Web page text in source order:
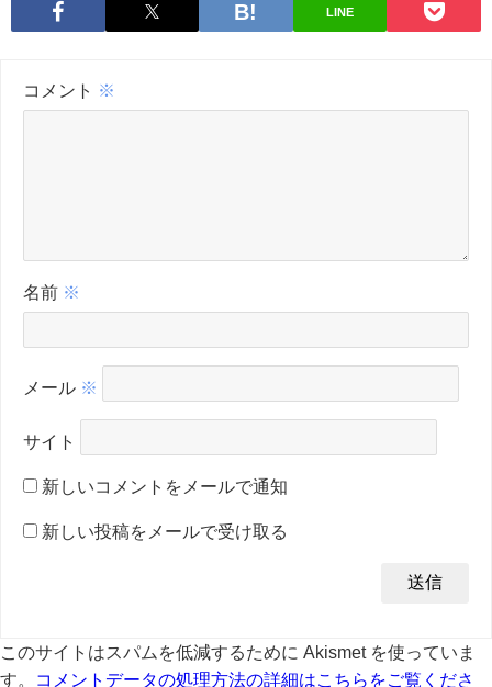
LINE
コメント ※
名前 ※
メール ※
サイト
新しいコメントをメールで通知
新しい投稿をメールで受け取る
このサイトはスパムを低減するために Akismet を使っていま
す。
コメントデータの処理方法の詳細はこちらをご覧くださ